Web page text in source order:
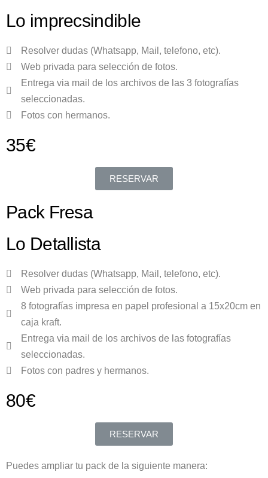
Lo imprecsindible
Resolver dudas (Whatsapp, Mail, telefono, etc).
Web privada para selección de fotos.
Entrega via mail de los archivos de las 3 fotografías
seleccionadas.
Fotos con hermanos.
35€
RESERVAR
Pack Fresa
Lo Detallista
Resolver dudas (Whatsapp, Mail, telefono, etc).
Web privada para selección de fotos.
8 fotografías impresa en papel profesional a 15x20cm en
caja kraft.
Entrega via mail de los archivos de las fotografías
seleccionadas.
Fotos con padres y hermanos.
80€
RESERVAR
Puedes ampliar tu pack de la siguiente manera: